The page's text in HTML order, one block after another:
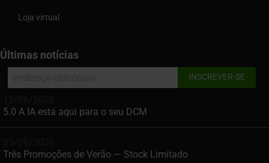
Loja virtual
Últimas notícias
5.0 A IA está aqui para o seu DCM
Três Promoções de Verão — Stock Limitado